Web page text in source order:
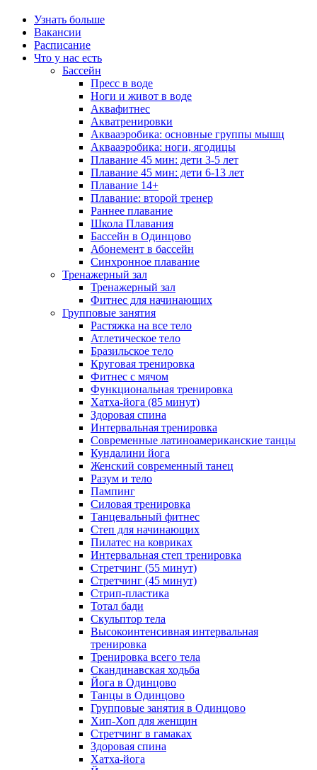
Узнать больше
Вакансии
Расписание
Что у нас есть
Бассейн
Пресс в воде
Ноги и живот в воде
Аквафитнес
Акватренировки
Аквааэробика: основные группы мышц
Аквааэробика: ноги, ягодицы
Плавание 45 мин: дети 3-5 лет
Плавание 45 мин: дети 6-13 лет
Плавание 14+
Плавание: второй тренер
Раннее плавание
Школа Плавания
Бассейн в Одинцово
Абонемент в бассейн
Синхронное плавание
Тренажерный зал
Тренажерный зал
Фитнес для начинающих
Групповые занятия
Растяжка на все тело
Атлетическое тело
Бразильское тело
Круговая тренировка
Фитнес с мячом
Функциональная тренировка
Хатха-йога (85 минут)
Здоровая спина
Интервальная тренировка
Современные латиноамериканские танцы
Кундалини йога
Женский современный танец
Разум и тело
Пампинг
Силовая тренировка
Танцевальный фитнес
Степ для начинающих
Пилатес на ковриках
Интервальная степ тренировка
Стретчинг (55 минут)
Стретчинг (45 минут)
Стрип-пластика
Тотал бади
Скульптор тела
Высокоинтенсивная интервальная
тренировка
Тренировка всего тела
Скандинавская ходьба
Йога в Одинцово
Танцы в Одинцово
Групповые занятия в Одинцово
Хип-Хоп для женщин
Стретчинг в гамаках
Здоровая спина
Хатха-йога